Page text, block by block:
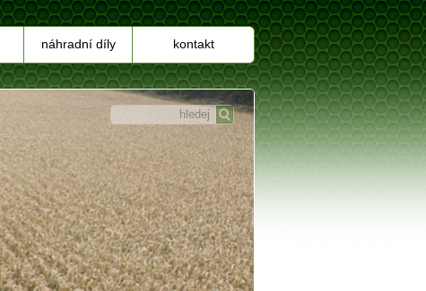
náhradní díly kontakt